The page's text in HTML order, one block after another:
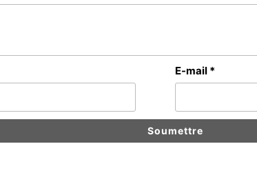
E-mail *